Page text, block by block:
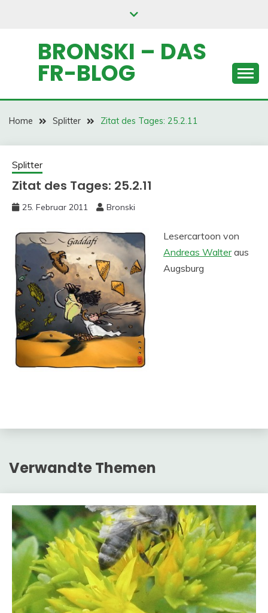
BRONSKI – DAS
FR-BLOG
Home Splitter Zitat des Tages: 25.2.11
Splitter
Zitat des Tages: 25.2.11
25. Februar 2011 Bronski
Lesercartoon von
Andreas Walteraus
Augsburg
Verwandte Themen